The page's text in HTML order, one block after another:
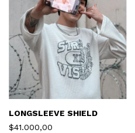
LONGSLEEVE SHIELD
$41.000,00